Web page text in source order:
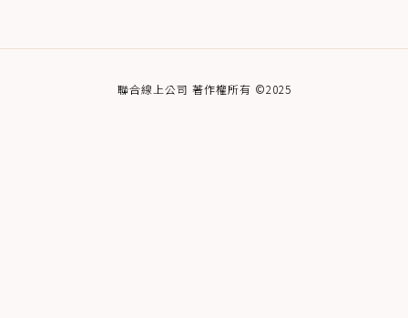
聯合線上公司 著作權所有 ©2025